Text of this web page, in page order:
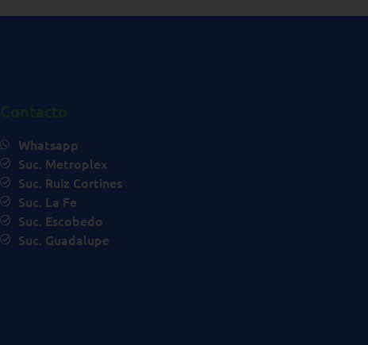
Whatsapp
Suc. Metroplex
Suc. Ruiz Cortines
Suc. La Fe
Suc. Escobedo
Suc. Guadalupe